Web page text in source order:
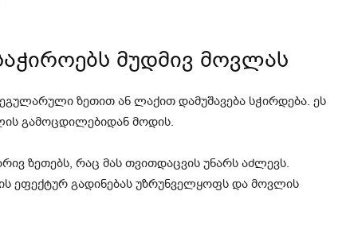
მუდმივ მოვლას
ზეთით ან ლაქით დამუშავება სჭირდება. ეს
გამოცდილებიდან მოდის.
ზეთებს, რაც მას თვითდაცვის უნარს აძლევს.
ეფექტურ გადინებას უზრუნველყოფს და მოვლის